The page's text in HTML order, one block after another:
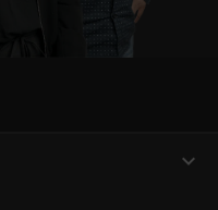
expand_more